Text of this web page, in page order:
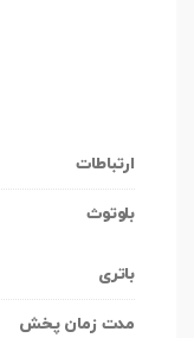
ارتباطات
بلوتوث
باتری
مدت زمان پخش